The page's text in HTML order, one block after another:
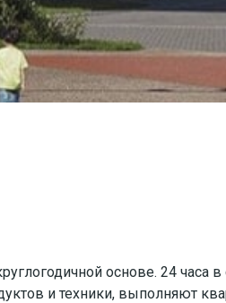
основе. 24 часа
и техники, выполняют